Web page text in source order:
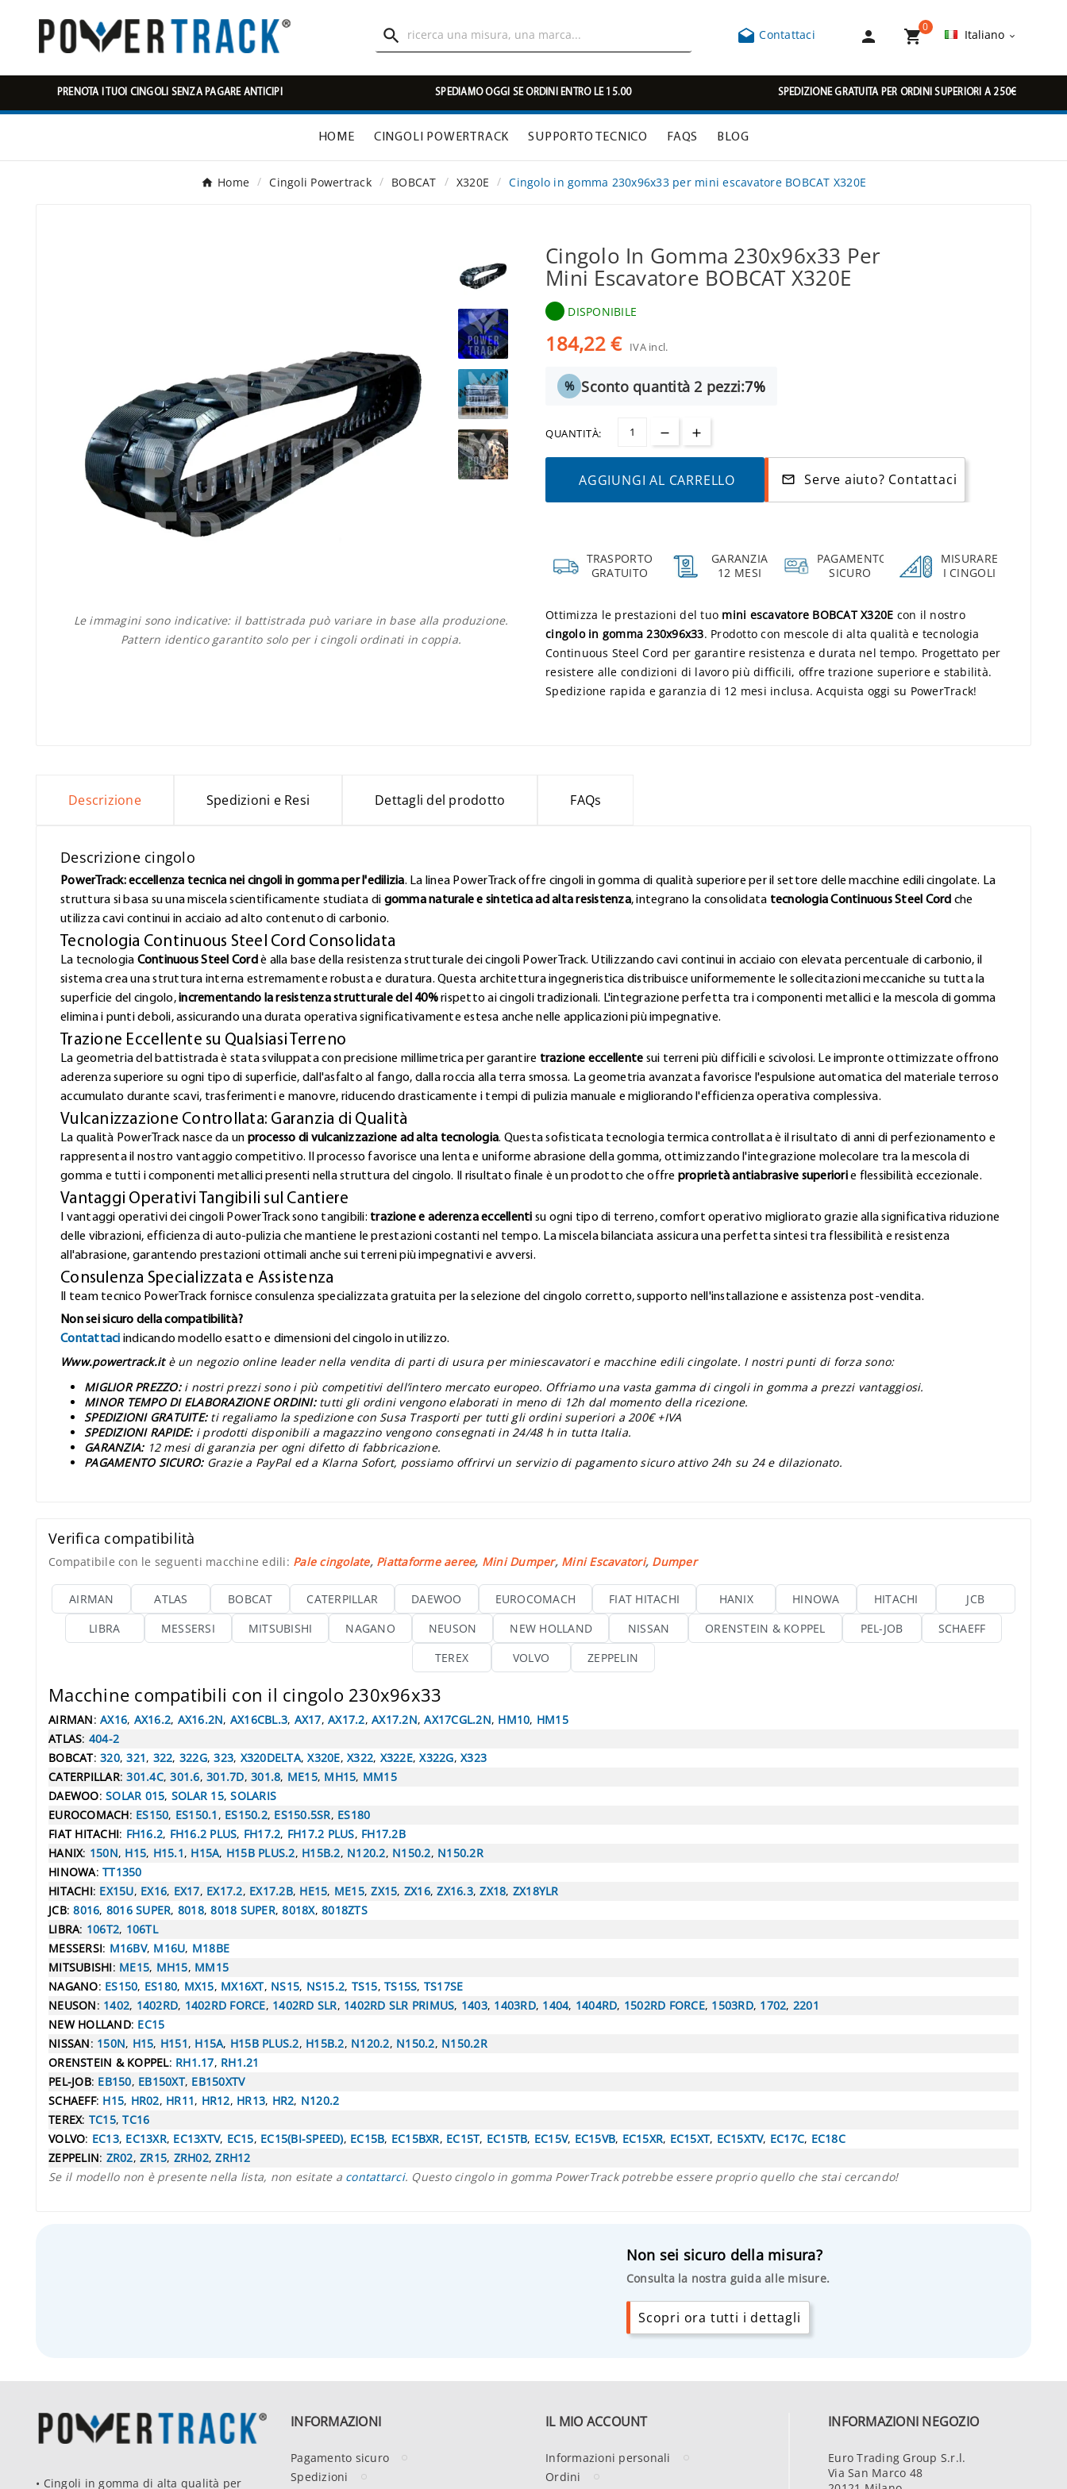
  Contattaci  
0
Italiano 
PRENOTA I TUOI CINGOLI SENZA PAGARE ANTICIPI SPEDIAMO OGGI SE ORDINI ENTRO LE 15.00 SPEDIZIONE GRATUITA PER ORDINI SUPERIORI A 250€
HOME CINGOLI POWERTRACK SUPPORTO TECNICO FAQS BLOG
Home Cingoli Powertrack BOBCAT X320E Cingolo in gomma 230x96x33 per mini escavatore BOBCAT X320E
Le immagini sono indicative: il battistrada può variare in base alla produzione.
Pattern identico garantito solo per i cingoli ordinati in coppia.
Cingolo In Gomma 230x96x33 Per
Mini Escavatore BOBCAT X320E
DISPONIBILE
184,22 € IVA incl.
% Sconto quantità 2 pezzi:7%
QUANTITÀ:
AGGIUNGI AL CARRELLO mail_outline Serve aiuto? Contattaci
TRASPORTO
GRATUITO
GARANZIA
12 MESI
PAGAMENTO
SICURO
MISURARE
I CINGOLI
Ottimizza le prestazioni del tuo mini escavatore BOBCAT X320E con il nostro
cingolo in gomma 230x96x33. Prodotto con mescole di alta qualità e tecnologia
Continuous Steel Cord per garantire resistenza e durata nel tempo. Progettato per
resistere alle condizioni di lavoro più difficili, offre trazione superiore e stabilità.
Spedizione rapida e garanzia di 12 mesi inclusa. Acquista oggi su PowerTrack!
Descrizione Spedizioni e Resi Dettagli del prodotto FAQs
Descrizione cingolo
PowerTrack: eccellenza tecnica nei cingoli in gomma per l'edilizia. La linea PowerTrack offre cingoli in gomma di qualità superiore per il settore delle macchine edili cingolate. La
struttura si basa su una miscela scientificamente studiata di gomma naturale e sintetica ad alta resistenza, integrano la consolidata tecnologia Continuous Steel Cord che
utilizza cavi continui in acciaio ad alto contenuto di carbonio.
Tecnologia Continuous Steel Cord Consolidata
La tecnologia Continuous Steel Cord è alla base della resistenza strutturale dei cingoli PowerTrack. Utilizzando cavi continui in acciaio con elevata percentuale di carbonio, il
sistema crea una struttura interna estremamente robusta e duratura. Questa architettura ingegneristica distribuisce uniformemente le sollecitazioni meccaniche su tutta la
superficie del cingolo,incrementando la resistenza strutturale del 40%rispetto ai cingoli tradizionali. L'integrazione perfetta tra i componenti metallici e la mescola di gomma
elimina i punti deboli, assicurando una durata operativa significativamente estesa anche nelle applicazioni più impegnative.
Trazione Eccellente su Qualsiasi Terreno
La geometria del battistrada è stata sviluppata con precisione millimetrica per garantire trazione eccellente sui terreni più difficili e scivolosi. Le impronte ottimizzate offrono
aderenza superiore su ogni tipo di superficie, dall'asfalto al fango, dalla roccia alla terra smossa. La geometria avanzata favorisce l'espulsione automatica del materiale terroso
accumulato durante scavi, trasferimenti e manovre, riducendo drasticamente i tempi di pulizia manuale e migliorando l'efficienza operativa complessiva.
Vulcanizzazione Controllata: Garanzia di Qualità
La qualità PowerTrack nasce da un processo di vulcanizzazione ad alta tecnologia. Questa sofisticata tecnologia termica controllata è il risultato di anni di perfezionamento e
rappresenta il nostro vantaggio competitivo. Il processo favorisce una lenta e uniforme abrasione della gomma, ottimizzando l'integrazione molecolare tra la mescola di
gomma e tutti i componenti metallici presenti nella struttura del cingolo. Il risultato finale è un prodotto che offre proprietà antiabrasive superiorie flessibilità eccezionale.
Vantaggi Operativi Tangibili sul Cantiere
I vantaggi operativi dei cingoli PowerTrack sono tangibili: trazione e aderenza eccellenti su ogni tipo di terreno, comfort operativo migliorato grazie alla significativa riduzione
delle vibrazioni, efficienza di auto-pulizia che mantiene le prestazioni costanti nel tempo. La miscela bilanciata assicura una perfetta sintesi tra flessibilità e resistenza
all'abrasione, garantendo prestazioni ottimali anche sui terreni più impegnativi e avversi.
Consulenza Specializzata e Assistenza
Il team tecnico PowerTrack fornisce consulenza specializzata gratuita per la selezione del cingolo corretto, supporto nell'installazione e assistenza post-vendita.
Non sei sicuro della compatibilità?
Contattaci indicando modello esatto e dimensioni del cingolo in utilizzo.
Www.powertrack.it è un negozio online leader nella vendita di parti di usura per miniescavatori e macchine edili cingolate. I nostri punti di forza sono:
MIGLIOR PREZZO: i nostri prezzi sono i più competitivi dell’intero mercato europeo. Offriamo una vasta gamma di cingoli in gomma a prezzi vantaggiosi.
MINOR TEMPO DI ELABORAZIONE ORDINI: tutti gli ordini vengono elaborati in meno di 12h dal momento della ricezione.
SPEDIZIONI GRATUITE: ti regaliamo la spedizione con Susa Trasporti per tutti gli ordini superiori a 200€ +IVA
SPEDIZIONI RAPIDE: i prodotti disponibili a magazzino vengono consegnati in 24/48 h in tutta Italia.
GARANZIA: 12 mesi di garanzia per ogni difetto di fabbricazione.
PAGAMENTO SICURO: Grazie a PayPal ed a Klarna Sofort, possiamo offrirvi un servizio di pagamento sicuro attivo 24h su 24 e dilazionato.
Verifica compatibilità
Compatibile con le seguenti macchine edili: Pale cingolate, Piattaforme aeree, Mini Dumper, Mini Escavatori, Dumper
AIRMAN ATLAS BOBCAT CATERPILLAR DAEWOO EUROCOMACH FIAT HITACHI HANIX HINOWA HITACHI
JCB
LIBRA
MESSERSI MITSUBISHI NAGANO NEUSON NEW HOLLAND NISSAN ORENSTEIN & KOPPEL PEL-JOB
SCHAEFF
TEREX
VOLVO ZEPPELIN
Macchine compatibili con il cingolo 230x96x33
AIRMAN: AX16, AX16.2, AX16.2N, AX16CBL.3, AX17, AX17.2, AX17.2N,AX17CGL.2N, HM10, HM15
ATLAS: 404-2
BOBCAT: 320,321, 322, 322G,323, X320DELTA,X320E, X322, X322E,X322G, X323
CATERPILLAR:301.4C,301.6, 301.7D, 301.8, ME15, MH15, MM15
DAEWOO: SOLAR 015, SOLAR 15,SOLARIS
EUROCOMACH: ES150, ES150.1 , ES150.2, ES150.5SR, ES180
FIAT HITACHI: FH16.2, FH16.2 PLUS, FH17.2, FH17.2 PLUS, FH17.2B
HANIX: 150N, H15, H15.1, H15A, H15B PLUS.2, H15B.2, N120.2, N150.2, N150.2R
HINOWA: TT1350
HITACHI: EX15U, EX16, EX17, EX17.2, EX17.2B, HE15, ME15,ZX15, ZX16,ZX16.3,ZX18, ZX18YLR
JCB:8016, 8016 SUPER, 8018,8018 SUPER,8018X, 8018ZTS
LIBRA: 106T2, 106TL
MESSERSI: M16BV, M16U, M18BE
MITSUBISHI: ME15, MH15, MM15
NAGANO: ES150, ES180, MX15, MX16XT, NS15, NS15.2, TS15, TS15S, TS17SE
NEUSON: 1402, 1402RD, 1402RD FORCE, 1402RD SLR, 1402RD SLR PRIMUS, 1403, 1403RD, 1404, 1404RD, 1502RD FORCE, 1503RD, 1702, 2201
NEW HOLLAND: EC15
NISSAN: 150N, H15, H151, H15A, H15B PLUS.2, H15B.2, N120.2, N150.2, N150.2R
ORENSTEIN & KOPPEL: RH1.17, RH1.21
PEL-JOB: EB150, EB150XT, EB150XTV
SCHAEFF: H15, HR02, HR11, HR12, HR13, HR2, N120.2
TEREX: TC15,TC16
VOLVO: EC13, EC13XR, EC13XTV, EC15, EC15(BI-SPEED), EC15B, EC15BXR, EC15T, EC15TB, EC15V, EC15VB, EC15XR, EC15XT, EC15XTV, EC17C, EC18C
ZEPPELIN: ZR02, ZR15, ZRH02,ZRH12
Se il modello non è presente nella lista, non esitate a contattarci. Questo cingolo in gomma PowerTrack potrebbe essere proprio quello che stai cercando!
Non sei sicuro della misura?
Consulta la nostra guida alle misure.
Scopri ora tutti i dettagli
• Cingoli in gomma di alta qualità per
INFORMAZIONI
Pagamento sicuro
Spedizioni
IL MIO ACCOUNT
Informazioni personali
Ordini
INFORMAZIONI NEGOZIO
Euro Trading Group S.r.l.
Via San Marco 48